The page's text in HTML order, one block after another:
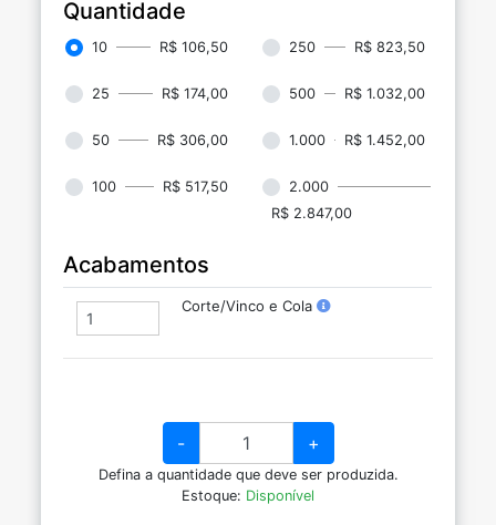
Quantidade
10 R$ 106,50 250 R$ 823,50
25 R$ 174,00 500 R$ 1.032,00
50 R$ 306,00 1.000 R$ 1.452,00
100 R$ 517,50
2.000
R$ 2.847,00
Acabamentos
Corte/Vinco e Cola
- +
Defina a quantidade que deve ser produzida.
Estoque: Disponível